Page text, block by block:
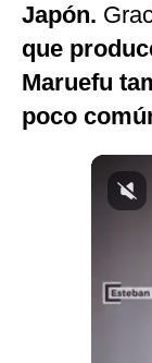
Japón.
que
Maruefu
poco